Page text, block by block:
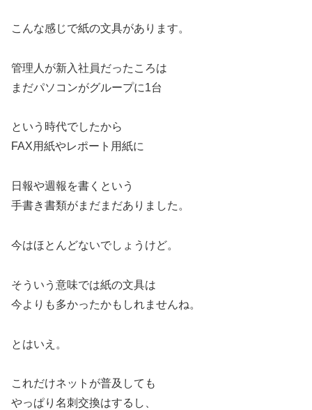
こんな感じで紙の文具があります。
管理人が新入社員だったころは
まだパソコンがグループに1台
という時代でしたから
FAX用紙やレポート用紙に
日報や週報を書くという
手書き書類がまだまだありました。
今はほとんどないでしょうけど。
そういう意味では紙の文具は
今よりも多かったかもしれませんね。
とはいえ。
これだけネットが普及しても
やっぱり名刺交換はするし、